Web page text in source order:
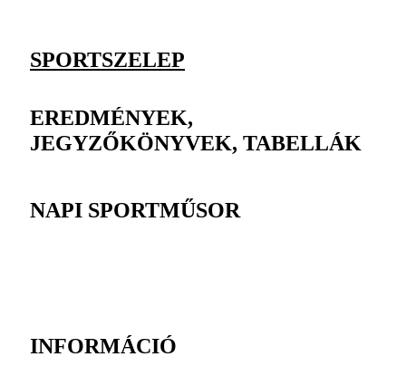
SPORTSZELEP
EREDMÉNYEK,
JEGYZŐKÖNYVEK, TABELLÁK
NAPI SPORTMŰSOR
INFORMÁCIÓ